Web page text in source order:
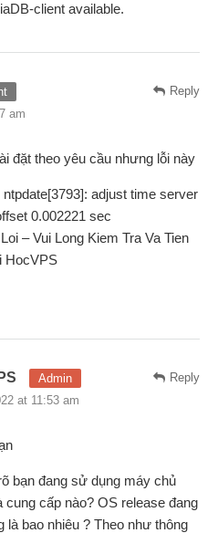
client available.
Reply
am
đặt theo yêu cầu nhưng lỗi này
adjust time server
0.002221 sec
– Vui Long Kiem Tra Va Tien
HocVPS
Reply
Admin
at 11:53 am
bạn đang sử dụng máy chủ
cung cấp nào? OS release đang
là bao nhiêu ? Theo như thông